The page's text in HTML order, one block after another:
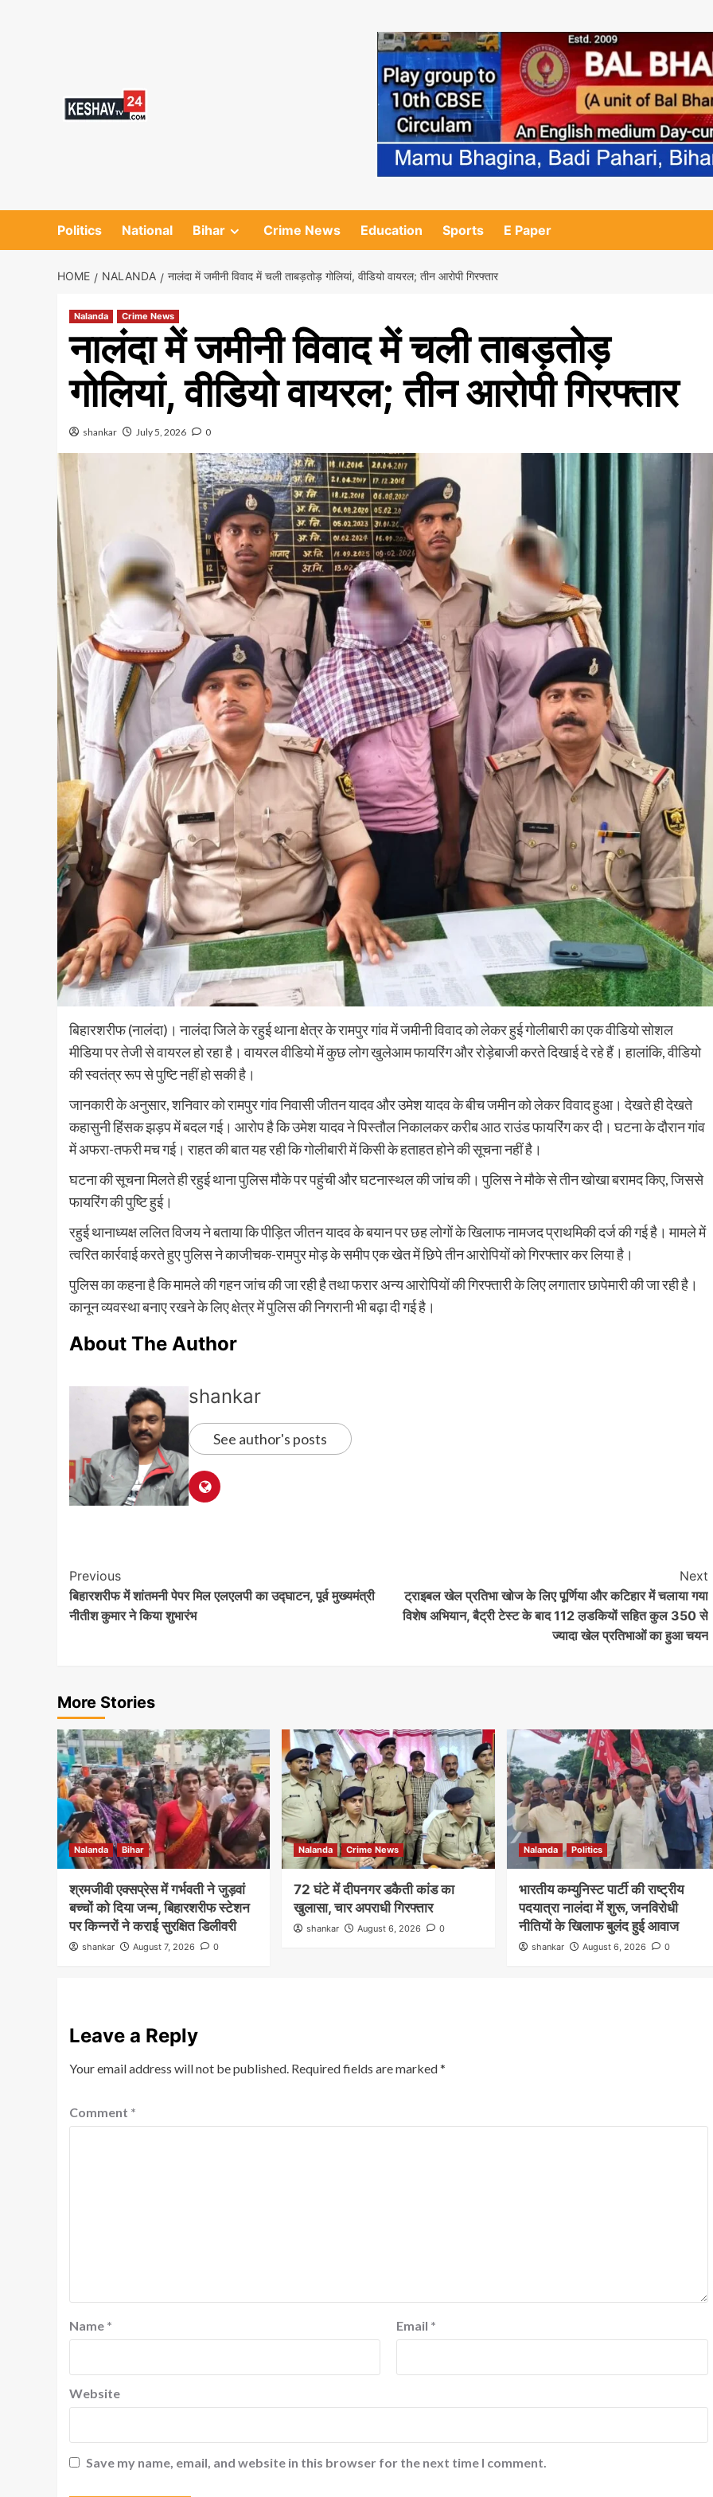
Politics National Bihar Crime News Education Sports E Paper
HOME NALANDA नालंदा में जमीनी विवाद में चली ताबड़तोड़ गोलियां, वीडियो वायरल; तीन आरोपी गिरफ्तार
Nalanda Crime News
नालंदा में जमीनी विवाद में चली ताबड़तोड़
गोलियां, वीडियो वायरल; तीन आरोपी गिरफ्तार
shankar July 5, 2026 0
बिहारशरीफ (नालंदा)। नालंदा जिले के रहुई थाना क्षेत्र के रामपुर गांव में जमीनी विवाद को लेकर हुई गोलीबारी का एक वीडियो सोशल
मीडिया पर तेजी से वायरल हो रहा है। वायरल वीडियो में कुछ लोग खुलेआम फायरिंग और रोड़ेबाजी करते दिखाई दे रहे हैं। हालांकि, वीडियो
की स्वतंत्र रूप से पुष्टि नहीं हो सकी है।
जानकारी के अनुसार, शनिवार को रामपुर गांव निवासी जीतन यादव और उमेश यादव के बीच जमीन को लेकर विवाद हुआ। देखते ही देखते
कहासुनी हिंसक झड़प में बदल गई। आरोप है कि उमेश यादव ने पिस्तौल निकालकर करीब आठ राउंड फायरिंग कर दी। घटना के दौरान गांव
में अफरा-तफरी मच गई। राहत की बात यह रही कि गोलीबारी में किसी के हताहत होने की सूचना नहीं है।
घटना की सूचना मिलते ही रहुई थाना पुलिस मौके पर पहुंची और घटनास्थल की जांच की। पुलिस ने मौके से तीन खोखा बरामद किए, जिससे
फायरिंग की पुष्टि हुई।
रहुई थानाध्यक्ष ललित विजय ने बताया कि पीड़ित जीतन यादव के बयान पर छह लोगों के खिलाफ नामजद प्राथमिकी दर्ज की गई है। मामले में
त्वरित कार्रवाई करते हुए पुलिस ने काजीचक-रामपुर मोड़ के समीप एक खेत में छिपे तीन आरोपियों को गिरफ्तार कर लिया है।
पुलिस का कहना है कि मामले की गहन जांच की जा रही है तथा फरार अन्य आरोपियों की गिरफ्तारी के लिए लगातार छापेमारी की जा रही है।
कानून व्यवस्था बनाए रखने के लिए क्षेत्र में पुलिस की निगरानी भी बढ़ा दी गई है।
About The Author
shankar
See author's posts
Post
Navigation
Previous
बिहारशरीफ में शांतमनी पेपर मिल एलएलपी का उद्घाटन, पूर्व मुख्यमंत्री
नीतीश कुमार ने किया शुभारंभ
Next
ट्राइबल खेल प्रतिभा खोज के लिए पूर्णिया और कटिहार में चलाया गया
विशेष अभियान, बैट्री टेस्ट के बाद 112 ल़डकियों सहित कुल 350 से
ज्यादा खेल प्रतिभाओं का हुआ चयन
More Stories
Nalanda Bihar
श्रमजीवी एक्सप्रेस में गर्भवती ने जुड़वां
बच्चों को दिया जन्म, बिहारशरीफ स्टेशन
पर किन्नरों ने कराई सुरक्षित डिलीवरी
shankar August 7, 2026 0
Nalanda Crime News
72 घंटे में दीपनगर डकैती कांड का
खुलासा, चार अपराधी गिरफ्तार
shankar August 6, 2026 0
Nalanda Politics
भारतीय कम्युनिस्ट पार्टी की राष्ट्रीय
पदयात्रा नालंदा में शुरू, जनविरोधी
नीतियों के खिलाफ बुलंद हुई आवाज
shankar August 6, 2026 0
Leave a Reply
Your email address will not be published. Required fields are marked*
Comment *
Name * Email *
Website
Save my name, email, and website in this browser for the next time I comment.
Crime News
पिचासा मोड़ पर तेज रफ्तार ट्रक ने स्कूटी सवार को
shankar August 6, 2026 0
भागन बीघा ओपी क्षेत्र में हादसे के बाद मची अफरा-तफरी, स्थानीय
लोगों ने घायल को अस्पताल पहुंचाया, पुलिस जांच में जुटी रहुई - भागन
बीघा...
Read More